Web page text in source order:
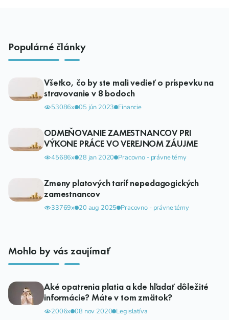
Populárné články
Všetko, čo by ste mali vedieť o príspevku na
stravovanie v 8 bodoch
53086x 05 jún 2023 Financie
ODMEŇOVANIE ZAMESTNANCOV PRI
VÝKONE PRÁCE VO VEREJNOM ZÁUJME
45686x 28 jan 2020 Pracovno - právne témy
Zmeny platových taríf nepedagogických
zamestnancov
33769x 20 aug 2025 Pracovno - právne témy
Mohlo by vás zaujímať
Aké opatrenia platia a kde hľadať dôležité
informácie? Máte v tom zmätok?
2006x 08 nov 2020 Legislatíva